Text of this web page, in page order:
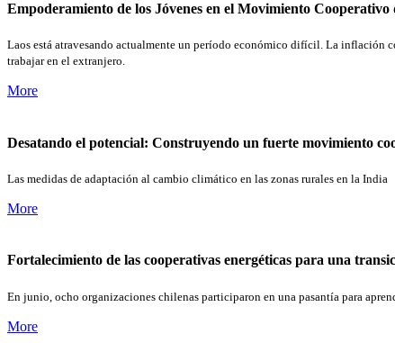
Empoderamiento de los Jóvenes en el Movimiento Cooperativo
Laos está atravesando actualmente un período económico difícil. La inflación
trabajar en el extranjero.
More
Desatando el potencial: Construyendo un fuerte movimiento
Las medidas de adaptación al cambio climático en las zonas rurales en la India
More
Fortalecimiento de las cooperativas energéticas para una
En junio, ocho organizaciones chilenas participaron en una pasantía para
More